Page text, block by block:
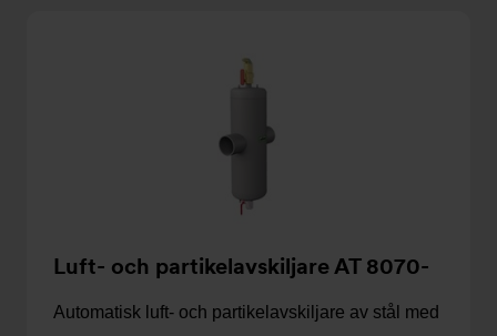
Luft- och partikelavskiljare AT 8070-
Automatisk luft- och partikelavskiljare av stål med